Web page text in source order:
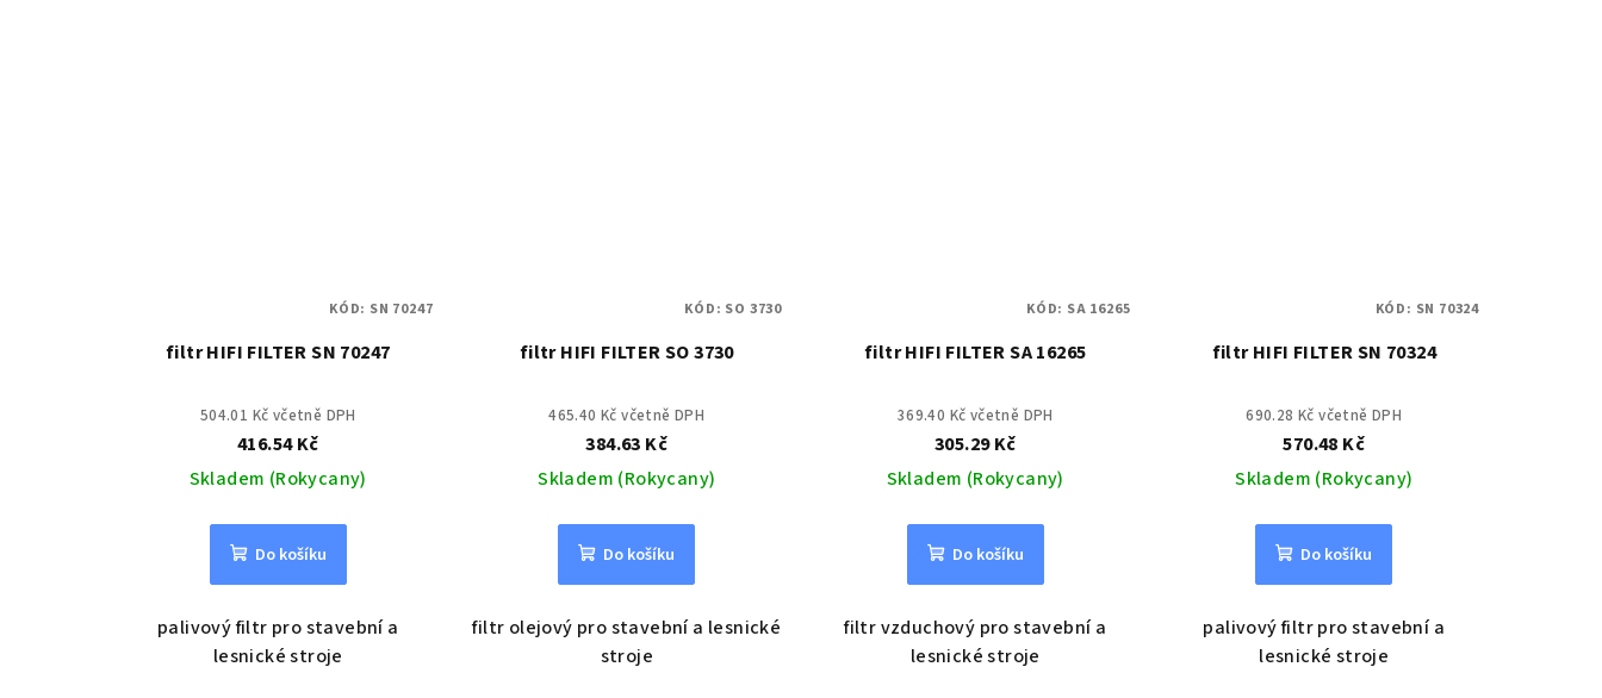
filtr HIFI FILTER SN 70247
504.01 Kč včetně DPH
416.54 Kč
Skladem (Rokycany)
Do košíku
palivový filtr pro stavební a
lesnické stroje
KÓD: SN 70247
filtr HIFI FILTER SO 3730
465.40 Kč včetně DPH
384.63 Kč
Skladem (Rokycany)
Do košíku
filtr olejový pro stavební a lesnické
stroje
KÓD: SO 3730
filtr HIFI FILTER SA 16265
369.40 Kč včetně DPH
305.29 Kč
Skladem (Rokycany)
Do košíku
filtr vzduchový pro stavební a
lesnické stroje
KÓD: SA 16265
filtr HIFI FILTER SN 70324
690.28 Kč včetně DPH
570.48 Kč
Skladem (Rokycany)
Do košíku
palivový filtr pro stavební a
lesnické stroje
KÓD: SN 70324